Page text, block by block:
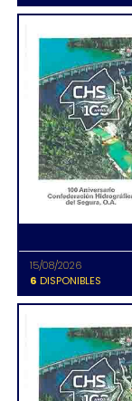
15/08/2026
6 DISPONIBLES